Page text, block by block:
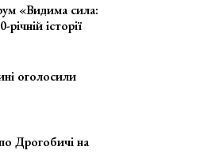
«Видима сила:
річній історії
оголосили
Дрогобичі на